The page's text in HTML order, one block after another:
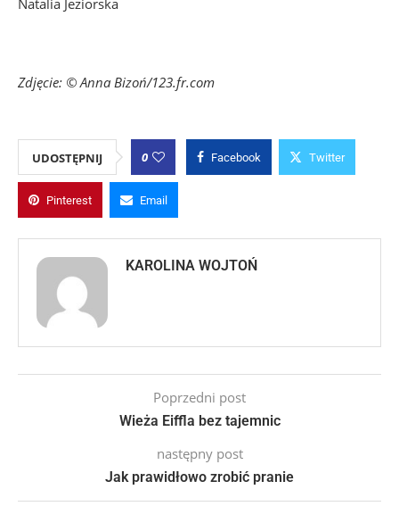
Natalia Jeziorska
Zdjęcie: © Anna Bizoń/123.fr.com
UDOSTĘPNIJ 0 Facebook Twitter
Pinterest Email
KAROLINA WOJTOŃ
Poprzedni post
Wieża Eiffla bez tajemnic
następny post
Jak prawidłowo zrobić pranie